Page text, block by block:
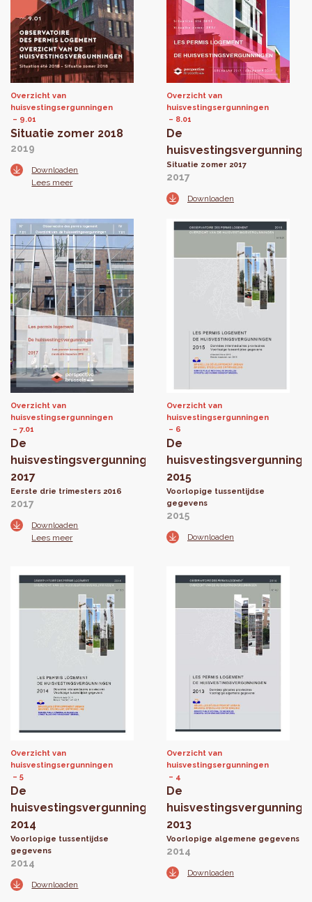
Overzicht van
huisvestingsergunningen
9.01
Situatie zomer 2018
2019
Downloaden
Lees meer
Overzicht van
huisvestingsergunningen
8.01
De
Situatie zomer 2017
2017
Downloaden
Overzicht van
huisvestingsergunningen
7.01
De
huisvestingsvergunningen
2017
Eerste drie trimesters 2016
2017
Downloaden
Lees meer
Overzicht van
huisvestingsergunningen
6
De
2015
Voorlopige tussentijdse
gegevens
2015
Downloaden
Overzicht van
huisvestingsergunningen
5
De
huisvestingsvergunningen
2014
Voorlopige tussentijdse
gegevens
2014
Downloaden
Overzicht van
huisvestingsergunningen
4
De
2013
Voorlopige algemene gegevens
2014
Downloaden